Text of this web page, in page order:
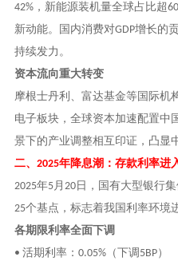
42%，新能源装机量全球占比超
新动能。国内消费对GDP增长的
持续发力。
资本流向重大转变
摩根士丹利、富达基金等国际机
电子板块，全球资本加速配置中
景下的产业调整相互印证，凸显
二、 2025年降息潮：存款利率进
2025年5月 20日，国有大型银行
25个基点，标志着我国利率环境
各期限利率全面下调
• 活期利率： 0.05%（下调 5BP）